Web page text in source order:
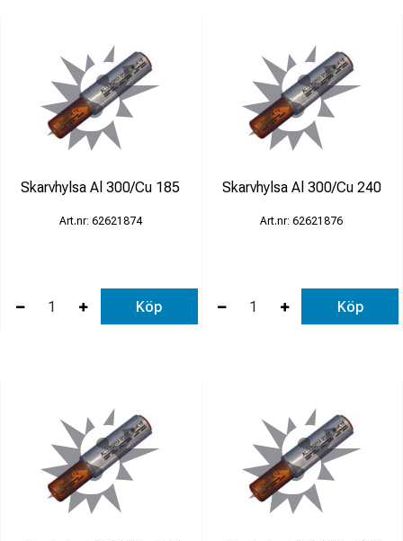
Skarvhylsa Al 300/Cu 185
62621874
Köp
Skarvhylsa Al 300/Cu 240
62621876
Köp